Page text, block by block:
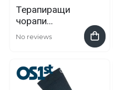
Терапиращи
чорапи
ДермаСокс
No reviews